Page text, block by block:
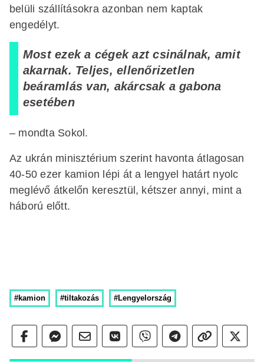
belüli szállításokra azonban nem kaptak
engedélyt.
Most ezek a cégek azt csinálnak, amit
akarnak. Teljes, ellenőrizetlen
beáramlás van, akárcsak a gabona
esetében
– mondta Sokol.
Az ukrán minisztérium szerint havonta átlagosan
40-50 ezer kamion lépi át a lengyel határt nyolc
meglévő átkelőn keresztül, kétszer annyi, mint a
háború előtt.
#kamion #tiltakozás #Lengyelország